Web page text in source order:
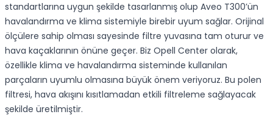
standartlarına uygun şekilde tasarlanmış olup Aveo T300’ün
havalandırma ve klima sistemiyle birebir uyum sağlar. Orijinal
ölçülere sahip olması sayesinde filtre yuvasına tam oturur ve
hava kaçaklarının önüne geçer. Biz Opell Center olarak,
özellikle klima ve havalandırma sisteminde kullanılan
parçaların uyumlu olmasına büyük önem veriyoruz. Bu polen
filtresi, hava akışını kısıtlamadan etkili filtreleme sağlayacak
şekilde üretilmiştir.